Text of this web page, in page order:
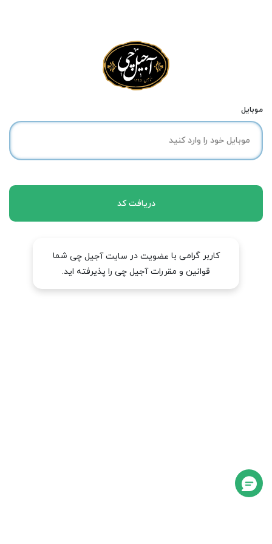
موبایل
دریافت کد
کاربر گرامی با عضویت در سایت آجیل چی شما
قوانین و مقررات آجیل چی را پذیرفته اید.